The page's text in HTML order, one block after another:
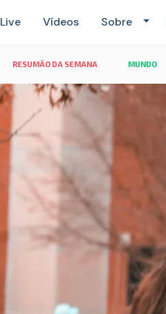
Live Vídeos Sobre
RESUMÃO DA SEMANA MUNDO